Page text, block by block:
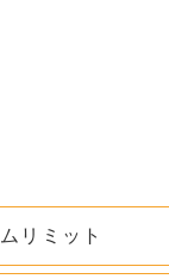
リミット